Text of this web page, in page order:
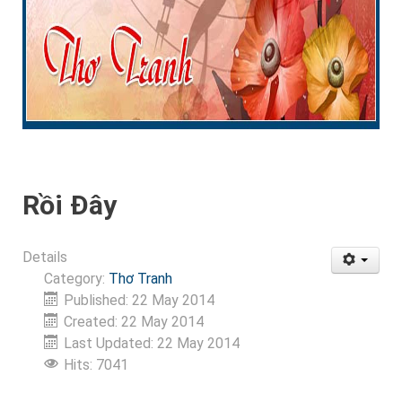
Rồi Đây
Details
Category: Thơ Tranh
Published: 22 May 2014
Created: 22 May 2014
Last Updated: 22 May 2014
Hits: 7041